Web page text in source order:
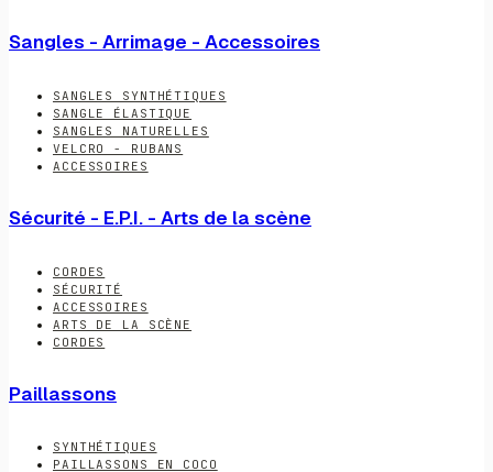
Sangles - Arrimage - Accessoires
SANGLES SYNTHÉTIQUES
SANGLE ÉLASTIQUE
SANGLES NATURELLES
VELCRO - RUBANS
ACCESSOIRES
Sécurité - E.P.I. - Arts de la scène
CORDES
SÉCURITÉ
ACCESSOIRES
ARTS DE LA SCÈNE
CORDES
Paillassons
SYNTHÉTIQUES
PAILLASSONS EN COCO